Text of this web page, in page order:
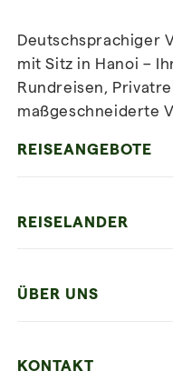
Deutschsprachiger
mit Sitz in Hanoi –
Rundreisen,
maßgeschneiderte
REISEANGEBOTE
Die Beste Reise
Mehrere Länder
REISELANDER
ÜBER UNS
KONTAKT